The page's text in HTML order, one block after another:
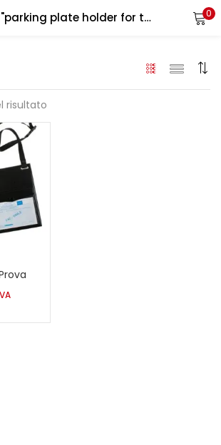
Tagged: "parking plate holder for testing" 0
risultato
REGISTER
and password to login.